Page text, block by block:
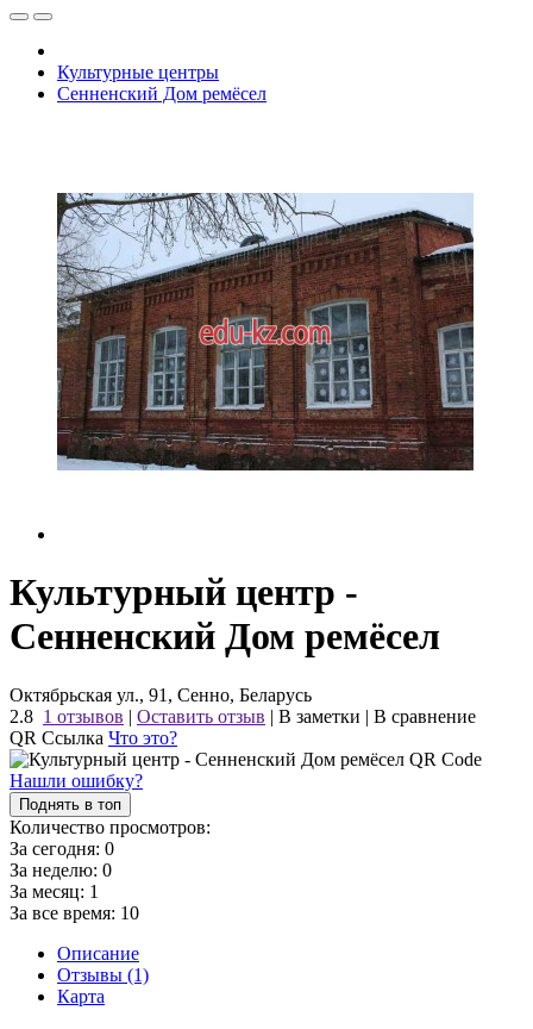
Культурные центры
Сенненский Дом ремёсел
Культурный центр -
Сенненский Дом ремёсел
Октябрьская ул., 91, Сенно, Беларусь
2.8 1 отзывов | Оставить отзыв | В заметки | В сравнение
QR Ссылка Что это?
Нашли ошибку?
Поднять в топ
Количество просмотров:
За сегодня: 0
За неделю: 0
За месяц: 1
За все время: 10
Описание
Отзывы (1)
Карта